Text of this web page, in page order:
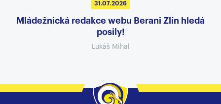
31.07.2026
Mládežnická redakce webu Berani Zlín hledá
posily!
Lukáš Mihal